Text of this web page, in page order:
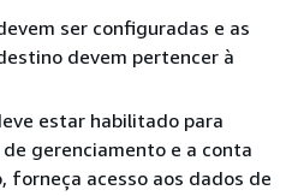
ser configuradas e as
devem pertencer à
estar habilitado para
gerenciamento e a conta
forneça acesso aos dados de